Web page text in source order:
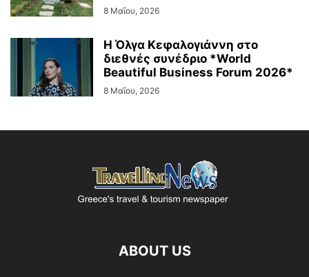
8 Μαΐου, 2026
Η Όλγα Κεφαλογιάννη στο
διεθνές συνέδριο *World
Beautiful Business Forum 2026*
8 Μαΐου, 2026
ABOUT US